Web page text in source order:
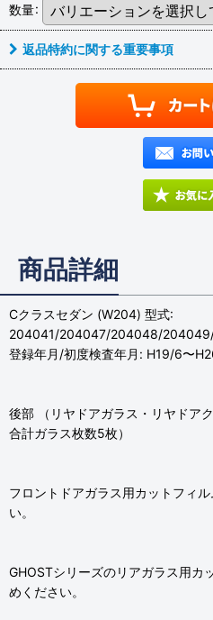
数量:
返品特約に関する重要事項
商品詳細
Cクラスセダン (W204) 型式:
204041/204047/204048/
登録年月/初度検査年月: H19/6〜
後部 （リヤドアガラス・リヤドア
合計ガラス枚数5枚）
フロントドアガラス用カットフィル
い。
GHOSTシリーズのリアガラス用カ
めください。